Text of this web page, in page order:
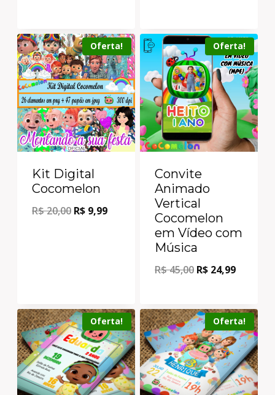
Oferta!
Kit Digital
Cocomelon
R$20,00 R$ 9,99
Oferta!
Convite
Animado
Vertical
Cocomelon
em Vídeo com
Música
R$45,00 R$ 24,99
Oferta! Oferta!